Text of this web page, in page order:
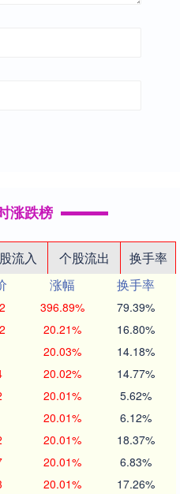
涨跌榜
流入 个股流出
换手率
涨幅
换手率
396.89% 79.39%
20.21% 16.80%
20.03% 14.18%
20.02% 14.77%
20.01% 5.62%
20.01% 6.12%
20.01% 18.37%
20.01% 6.83%
20.01% 17.26%